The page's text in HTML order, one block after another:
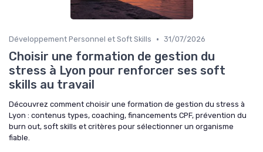
Développement Personnel et Soft Skills • 31/07/2026
Choisir une formation de gestion du
stress à Lyon pour renforcer ses soft
skills au travail
Découvrez comment choisir une formation de gestion du stress à
Lyon : contenus types, coaching, financements CPF, prévention du
burn out, soft skills et critères pour sélectionner un organisme
fiable.